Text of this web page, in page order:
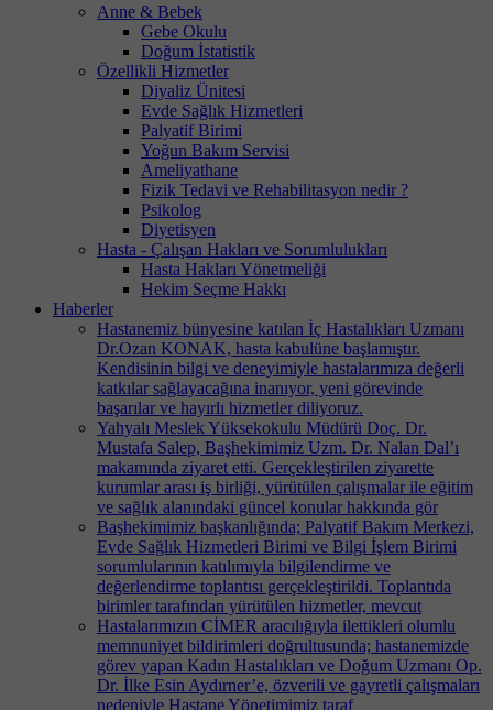
Anne & Bebek
Gebe Okulu
Doğum İstatistik
Özellikli Hizmetler
Diyaliz Ünitesi
Evde Sağlık Hizmetleri
Palyatif Birimi
Yoğun Bakım Servisi
Ameliyathane
Fizik Tedavi ve Rehabilitasyon nedir ?
Psikolog
Diyetisyen
Hasta - Çalışan Hakları ve Sorumlulukları
Hasta Hakları Yönetmeliği
Hekim Seçme Hakkı
Haberler
Hastanemiz bünyesine katılan İç Hastalıkları Uzmanı
Dr.Ozan KONAK, hasta kabulüne başlamıştır.
Kendisinin bilgi ve deneyimiyle hastalarımıza değerli
katkılar sağlayacağına inanıyor, yeni görevinde
başarılar ve hayırlı hizmetler diliyoruz.
Yahyalı Meslek Yüksekokulu Müdürü Doç. Dr.
Mustafa Salep, Başhekimimiz Uzm. Dr. Nalan Dal’ı
makamında ziyaret etti. Gerçekleştirilen ziyarette
kurumlar arası iş birliği, yürütülen çalışmalar ile eğitim
ve sağlık alanındaki güncel konular hakkında gör
Başhekimimiz başkanlığında; Palyatif Bakım Merkezi,
Evde Sağlık Hizmetleri Birimi ve Bilgi İşlem Birimi
sorumlularının katılımıyla bilgilendirme ve
değerlendirme toplantısı gerçekleştirildi. Toplantıda
birimler tarafından yürütülen hizmetler, mevcut
Hastalarımızın CİMER aracılığıyla ilettikleri olumlu
memnuniyet bildirimleri doğrultusunda; hastanemizde
görev yapan Kadın Hastalıkları ve Doğum Uzmanı Op.
Dr. İlke Esin Aydırner’e, özverili ve gayretli çalışmaları
nedeniyle Hastane Yönetimimiz taraf